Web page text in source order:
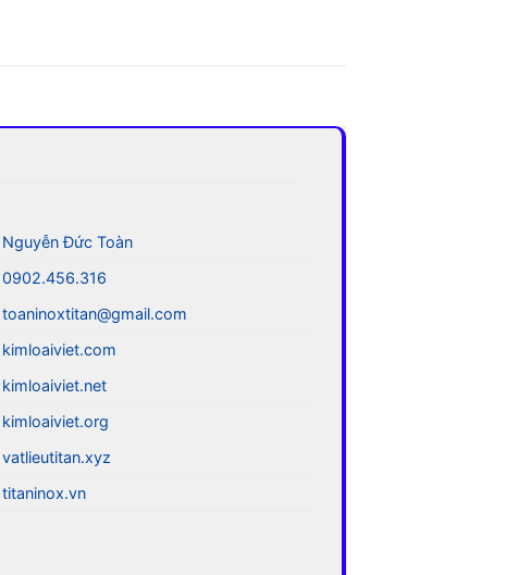
Nguyễn Đức Toàn
0902.456.316
toaninoxtitan@gmail.com
kimloaiviet.com
kimloaiviet.net
kimloaiviet.org
vatlieutitan.xyz
titaninox.vn